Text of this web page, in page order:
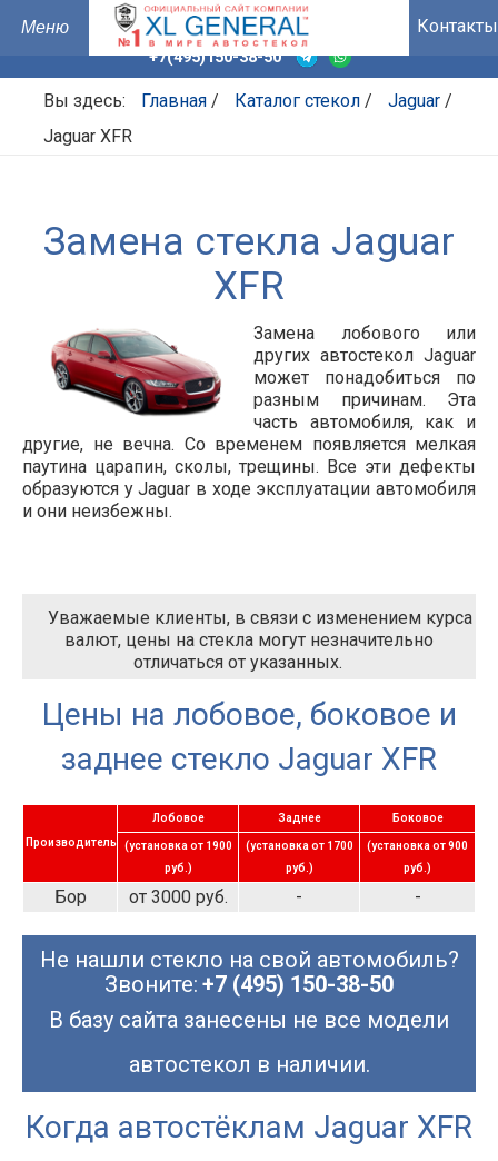
Контакты
+7(495)150-38-50
Вы здесь: Главная / Каталог стекол / Jaguar /
Jaguar XFR
Замена стекла Jaguar
XFR
Замена лобового или
других автостекол Jaguar
может понадобиться по
разным причинам. Эта
часть автомобиля, как и
другие, не вечна. Со временем появляется мелкая
паутина царапин, сколы, трещины. Все эти дефекты
образуются у Jaguar в ходе эксплуатации автомобиля
и они неизбежны.
Уважаемые клиенты, в связи с изменением курса
валют, цены на стекла могут незначительно
отличаться от указанных.
Цены на лобовое, боковое и
заднее стекло Jaguar XFR
Производитель
Лобовое Заднее Боковое
(установка от 1900
руб.)
(установка от 1700
руб.)
(установка от 900
руб.)
Бор от 3000 руб. - -
Не нашли стекло на свой автомобиль?
Звоните: +7 (495) 150-38-50
В базу сайта занесены не все модели
автостекол в наличии.
Когда автостёклам Jaguar XFR